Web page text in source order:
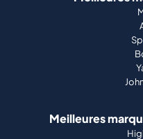
Meilleures